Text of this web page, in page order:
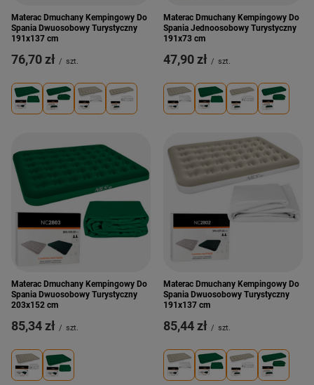
Materac Dmuchany Kempingowy Do
Spania Dwuosobowy Turystyczny
191x137 cm
76,70 zł / szt.
Materac Dmuchany Kempingowy Do
Spania Jednoosobowy Turystyczny
191x73 cm
47,90 zł / szt.
Materac Dmuchany Kempingowy Do
Spania Dwuosobowy Turystyczny
203x152 cm
85,34 zł / szt.
Materac Dmuchany Kempingowy Do
Spania Dwuosobowy Turystyczny
191x137 cm
85,44 zł / szt.